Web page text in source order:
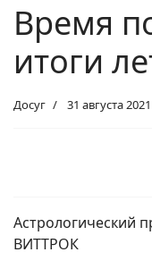
Время
итоги
Досуг 31 августа 2021
Астрологический
ВИТТРОК